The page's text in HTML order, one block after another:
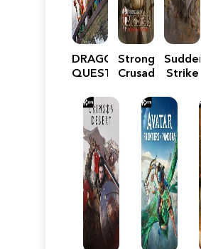
DRAGON
QUEST
Reimagined
Stronghold
Crusader:
Edition
Sudden
Strike